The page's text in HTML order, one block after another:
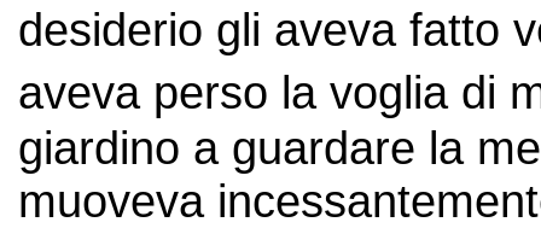
desiderio gli aveva fatto
aveva perso la voglia di
giardino a guardare la
muoveva